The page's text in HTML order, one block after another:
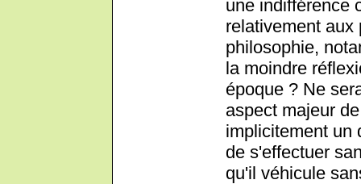
une indifférence
relativement aux
philosophie,
la moindre
époque ? Ne
aspect majeur
implicitement
de s'effectuer
qu'il véhicule